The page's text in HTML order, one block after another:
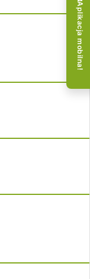
Aplikacja mobilna!